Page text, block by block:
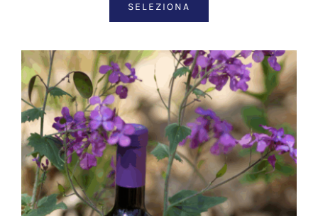
SELEZIONA